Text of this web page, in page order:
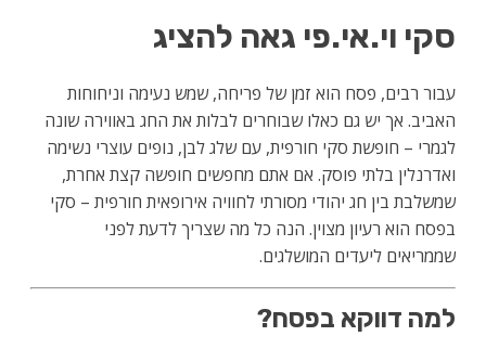
סקי וי.אי.פי גאה להציג
עבור רבים, פסח הוא זמן של פריחה, שמש נעימה וניחוחות
האביב. אך יש גם כאלו שבוחרים לבלות את החג באווירה שונה
לגמרי – חופשת סקי חורפית, עם שלג לבן, נופים עוצרי נשימה
ואדרנלין בלתי פוסק. אם אתם מחפשים חופשה קצת אחרת,
שמשלבת בין חג יהודי מסורתי לחוויה אירופאית חורפית – סקי
בפסח הוא רעיון מצוין. הנה כל מה שצריך לדעת לפני
שממריאים ליעדים המושלגים.
למה דווקא בפסח?